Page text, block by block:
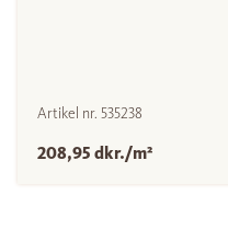
Artikel nr. 535238
208,95 dkr./m²